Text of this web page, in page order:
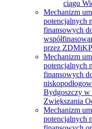
ciągu
Mechanizm
potencjalnych
finansowych
przez
Mechanizm
potencjalnych
finansowych
Bydgoszczy w
Zwiększania
Mechanizm
potencjalnych